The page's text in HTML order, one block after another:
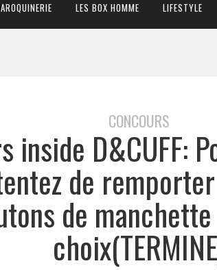
LES BOX HOMME LIFESTYLE
CONCOURS
inside D&CUFF:
de
de